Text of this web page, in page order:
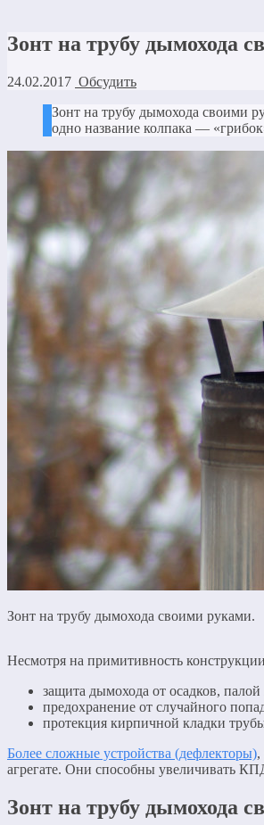
Зонт на трубу дымохода
24.02.2017 Обсудить
Зонт на трубу дымохода своими
одно название колпака —
Зонт на трубу дымохода своими руками.
Несмотря на примитивность
защита дымохода от осадков,
предохранение от случайного
протекция кирпичной кладки
Более сложные устройства (дефлекторы),
агрегате. Они способны увеличивать
Зонт на трубу дымохода